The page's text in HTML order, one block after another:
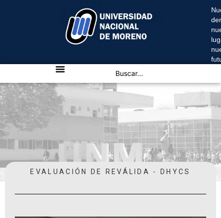
EVALUACIÓN DE REVÁLIDA - DHYCS